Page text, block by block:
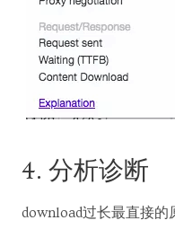
4. 分析诊断
download过长最直接的